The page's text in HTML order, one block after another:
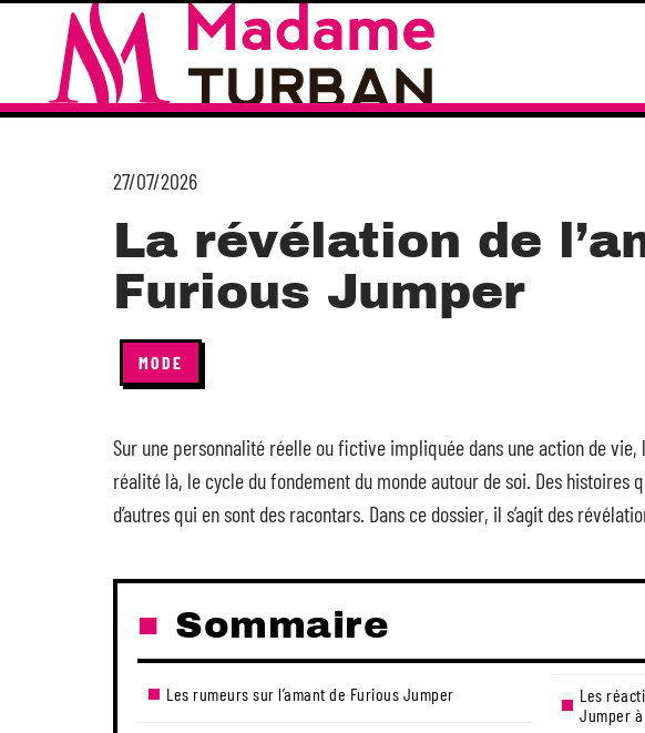
27/07/2026
La révélation de
Furious Jumper
MODE
Sur une personnalité réelle ou fictive impliquée dans une action de vie,
réalité là, le cycle du fondement du monde autour de soi. Des histoires
d’autres qui en sont des racontars. Dans ce dossier, il s’agit des
Sommaire
Les rumeurs sur l’amant de Furious Jumper
Les
Jumper